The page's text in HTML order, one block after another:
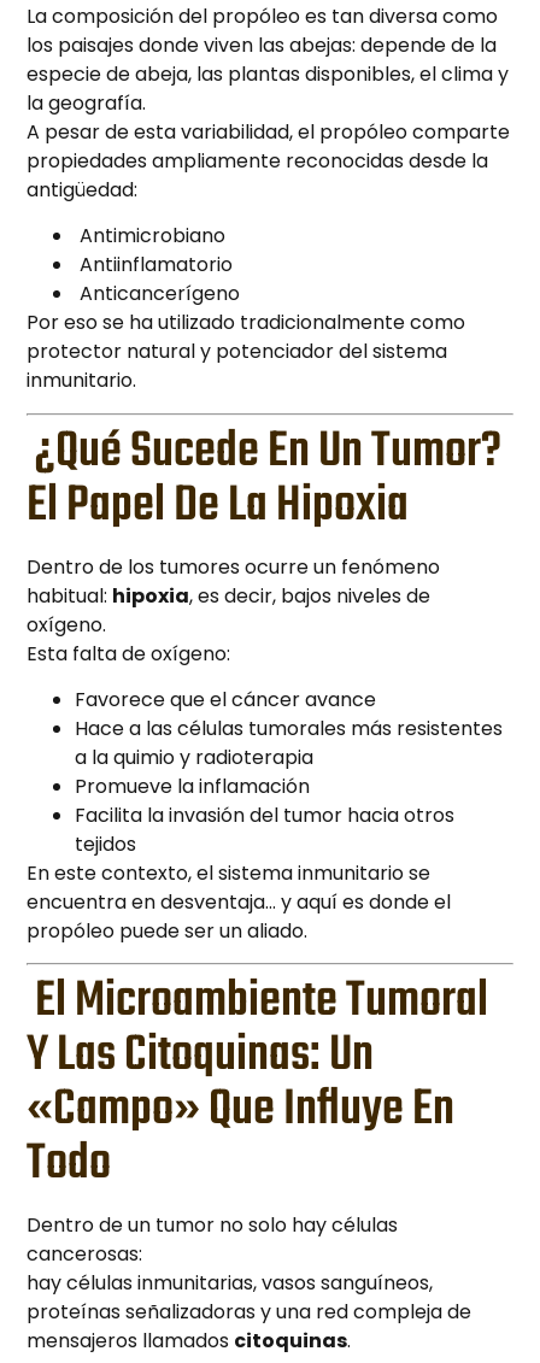
La composición del propóleo es tan diversa como
los paisajes donde viven las abejas: depende de la
especie de abeja, las plantas disponibles, el clima y
la geografía.
A pesar de esta variabilidad, el propóleo comparte
propiedades ampliamente reconocidas desde la
antigüedad:
Antimicrobiano
Antiinflamatorio
Anticancerígeno
Por eso se ha utilizado tradicionalmente como
protector natural y potenciador del sistema
inmunitario.
¿Qué Sucede En Un Tumor?
El Papel De La Hipoxia
Dentro de los tumores ocurre un fenómeno
habitual: hipoxia, es decir, bajos niveles de
oxígeno.
Esta falta de oxígeno:
Favorece que el cáncer avance
Hace a las células tumorales más resistentes
a la quimio y radioterapia
Promueve la inflamación
Facilita la invasión del tumor hacia otros
tejidos
En este contexto, el sistema inmunitario se
encuentra en desventaja… y aquí es donde el
propóleo puede ser un aliado.
El Microambiente Tumoral
Y Las Citoquinas: Un
«campo» Que Influye En
Todo
Dentro de un tumor no solo hay células
cancerosas:
hay células inmunitarias, vasos sanguíneos,
proteínas señalizadoras y una red compleja de
mensajeros llamados citoquinas.